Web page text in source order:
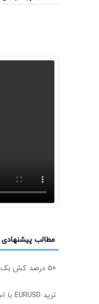
مطالب پیشنهادی
۵۰ درصد کش بک کمیسیون معاملات در حساب ecn بروکر اینوسلو
ترید EURUSD با اسپرد از صفر پیپ